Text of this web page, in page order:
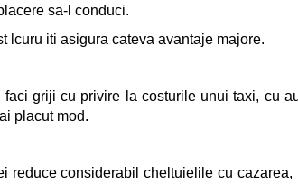
sa-l conduci.
lcuru iti asigura cateva avantaje majore.
griji cu privire la costurile unui taxi, cu
placut mod.
reduce considerabil cheltuielile cu